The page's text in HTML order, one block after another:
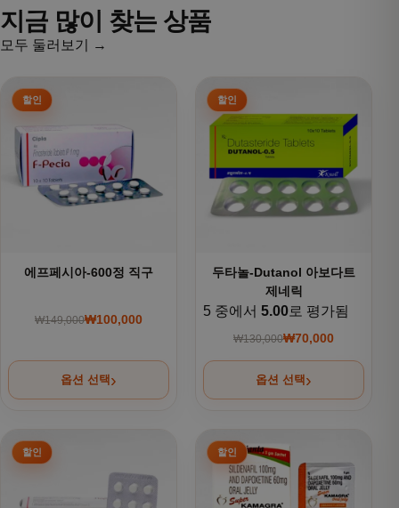
지금 많이 찾는 상품
모두 둘러보기 →
에프페시아-600정 직구
₩149,000 원래 가격: ₩149,000.
₩100,000
현재 가격: ₩100,000.
옵션 선택
여러 상품 옵션이 이 상품에 있습니다. 상품 페이지에서 옵션
두타놀-Dutanol 아보다트
제네릭
5 중에서 5.00로 평가됨
₩130,000원래 가격:
₩70,000
현재 가격: ₩70,000.
옵션 선택
여러 상품 옵션이 이 상품에
여러 상품 옵션이 이 상품에 있습니다. 상품 페이지에서 옵션
여러 상품 옵션이 이 상품에